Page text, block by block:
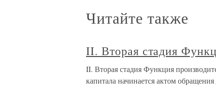
Читайте также
II. Вторая стадия
II. Вторая стадия Функция
капитала начинается актом